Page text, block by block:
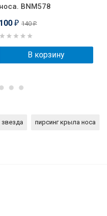
носа. BNM578
100 ₽ 140₽
В корзину
звезда пирсинг крыла носа